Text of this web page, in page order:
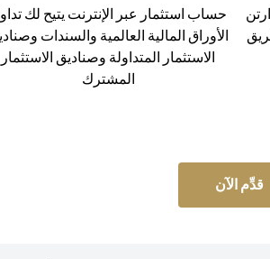
حساب استثمار عبر الإنترنت يتيح لك
الأوراق المالية العالمية والسندات
الاستثمار المتداولة وصناديق الاستثمار
المشترك
قدِّم الآن